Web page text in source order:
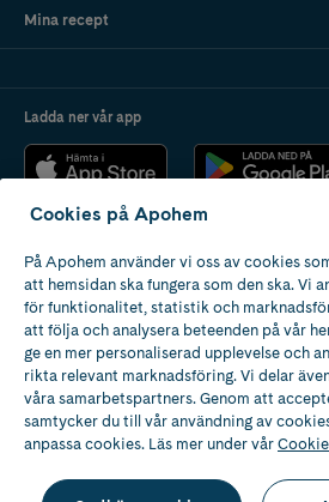
Mina recept
Ladda ner vår app
Apotek med tillstånd
av Läkemedelsverket
Cookies på Apohem
På Apohem använder vi oss av cookies
att hemsidan ska fungera som den ska. Vi
för funktionalitet, statistik och
att följa och analysera beteenden på vår
ge en mer personaliserad upplevelse och
rikta relevant marknadsföring. Vi delar
våra samarbetspartners. Genom att
samtycker du till vår användning av
anpassa cookies. Läs mer under vår